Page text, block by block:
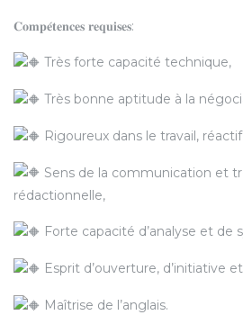
𝐂𝐨𝐦𝐩𝐞́𝐭𝐞𝐧𝐜𝐞𝐬 𝐫𝐞𝐪𝐮𝐢𝐬𝐞𝐬:
Très forte capacité technique,
Très bonne aptitude à la
Rigoureux dans le travail,
Sens de la communication et
rédactionnelle,
Forte capacité d’analyse et de
Esprit d’ouverture, d’initiative
Maîtrise de l’anglais.